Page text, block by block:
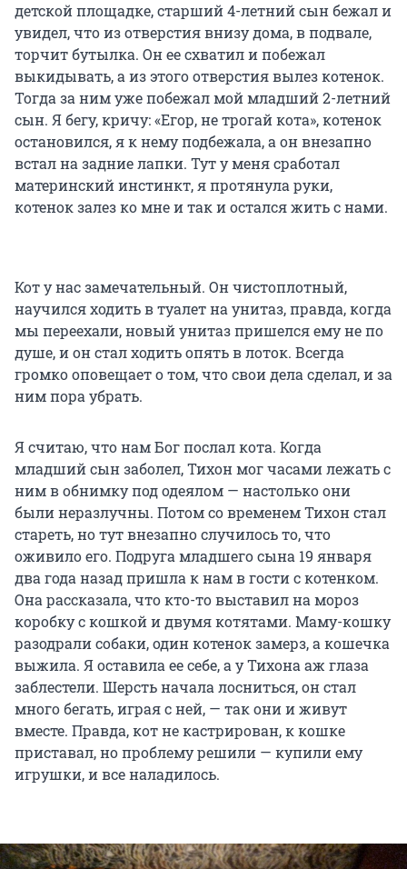
детской площадке, старший 4-летний сын бежал и
увидел, что из отверстия внизу дома, в подвале,
торчит бутылка. Он ее схватил и побежал
выкидывать, а из этого отверстия вылез котенок.
Тогда за ним уже побежал мой младший 2-летний
сын. Я бегу, кричу: «Егор, не трогай кота», котенок
остановился, я к нему подбежала, а он внезапно
встал на задние лапки. Тут у меня сработал
материнский инстинкт, я протянула руки,
котенок залез ко мне и так и остался жить с нами.
Кот у нас замечательный. Он чистоплотный,
научился ходить в туалет на унитаз, правда, когда
мы переехали, новый унитаз пришелся ему не по
душе, и он стал ходить опять в лоток. Всегда
громко оповещает о том, что свои дела сделал, и за
ним пора убрать.
Я считаю, что нам Бог послал кота. Когда
младший сын заболел, Тихон мог часами лежать с
ним в обнимку под одеялом — настолько они
были неразлучны. Потом со временем Тихон стал
стареть, но тут внезапно случилось то, что
оживило его. Подруга младшего сына 19 января
два года назад пришла к нам в гости с котенком.
Она рассказала, что кто-то выставил на мороз
коробку с кошкой и двумя котятами. Маму-кошку
разодрали собаки, один котенок замерз, а кошечка
выжила. Я оставила ее себе, а у Тихона аж глаза
заблестели. Шерсть начала лосниться, он стал
много бегать, играя с ней, — так они и живут
вместе. Правда, кот не кастрирован, к кошке
приставал, но проблему решили — купили ему
игрушки, и все наладилось.